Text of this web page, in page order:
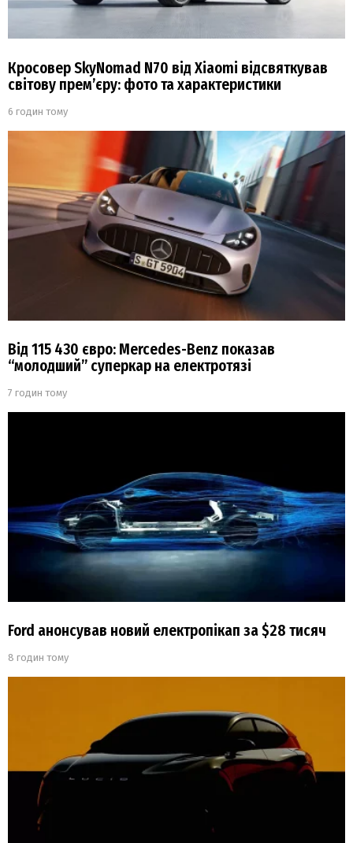
Кросовер SkyNomad N70 від Xiaomi відсвяткував
світову прем’єру: фото та характеристики
6 годин тому
Від 115 430 євро: Mercedes-Benz показав
“молодший” суперкар на електротязі
7 годин тому
Ford анонсував новий електропікап за $28 тисяч
8 годин тому